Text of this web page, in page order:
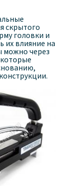
скрытого
головки и
их влияние на
можно через